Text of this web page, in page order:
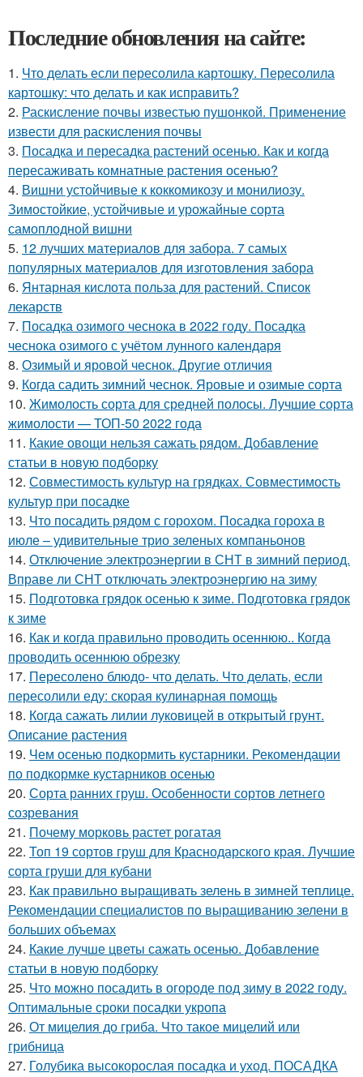
Последние обновления на сайте:
1. Что делать если пересолила картошку. Пересолила
картошку: что делать и как исправить?
2. Раскисление почвы известью пушонкой. Применение
извести для раскисления почвы
3. Посадка и пересадка растений осенью. Как и когда
пересаживать комнатные растения осенью?
4. Вишни устойчивые к коккомикозу и монилиозу.
Зимостойкие, устойчивые и урожайные сорта
самоплодной вишни
5. 12 лучших материалов для забора. 7 самых
популярных материалов для изготовления забора
6. Янтарная кислота польза для растений. Список
лекарств
7. Посадка озимого чеснока в 2022 году. Посадка
чеснока озимого с учётом лунного календаря
8. Озимый и яровой чеснок. Другие отличия
9. Когда садить зимний чеснок. Яровые и озимые сорта
10. Жимолость сорта для средней полосы. Лучшие сорта
жимолости — ТОП-50 2022 года
11. Какие овощи нельзя сажать рядом. Добавление
статьи в новую подборку
12. Совместимость культур на грядках. Совместимость
культур при посадке
13. Что посадить рядом с горохом. Посадка гороха в
июле – удивительные трио зеленых компаньонов
14. Отключение электроэнергии в СНТ в зимний период.
Вправе ли СНТ отключать электроэнергию на зиму
15. Подготовка грядок осенью к зиме. Подготовка грядок
к зиме
16. Как и когда правильно проводить осеннюю.. Когда
проводить осеннюю обрезку
17. Пересолено блюдо- что делать. Что делать, если
пересолили еду: скорая кулинарная помощь
18. Когда сажать лилии луковицей в открытый грунт.
Описание растения
19. Чем осенью подкормить кустарники. Рекомендации
по подкормке кустарников осенью
20. Сорта ранних груш. Особенности сортов летнего
созревания
21. Почему морковь растет рогатая
22. Топ 19 сортов груш для Краснодарского края. Лучшие
сорта груши для кубани
23. Как правильно выращивать зелень в зимней теплице.
Рекомендации специалистов по выращиванию зелени в
больших объемах
24. Какие лучше цветы сажать осенью. Добавление
статьи в новую подборку
25. Что можно посадить в огороде под зиму в 2022 году.
Оптимальные сроки посадки укропа
26. От мицелия до гриба. Что такое мицелий или
грибница
27. Голубика высокорослая посадка и уход. ПОСАДКА